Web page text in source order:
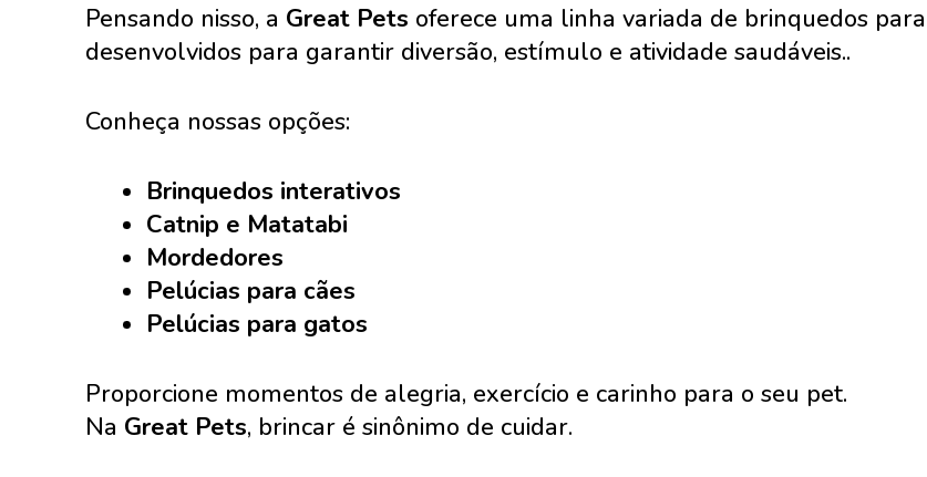
Pensando nisso, a Great Pets oferece uma linha variada de brinquedos
desenvolvidos para garantir diversão, estímulo e atividade saudáveis..
Conheça nossas opções:
Brinquedos interativos
Catnip e Matatabi
Mordedores
Pelúcias para cães
Pelúcias para gatos
Proporcione momentos de alegria, exercício e carinho para o seu pet.
Na Great Pets, brincar é sinônimo de cuidar.